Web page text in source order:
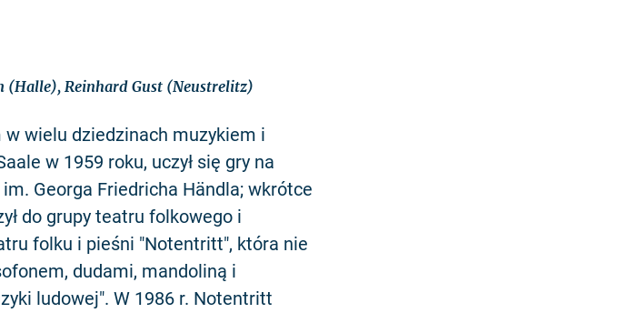
(Halle), Reinhard Gust (Neustrelitz)
wielu dziedzinach muzykiem i
w 1959 roku, uczył się gry na
Georga Friedricha Händla; wkrótce
do grupy teatru folkowego i
folku i pieśni "Notentritt", która nie
dudami, mandoliną i
ludowej". W 1986 r. Notentritt